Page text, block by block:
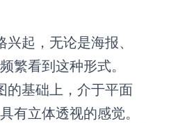
起，无论是海报、
繁看到这种形式。
的基础上，介于平面
有立体透视的感觉。